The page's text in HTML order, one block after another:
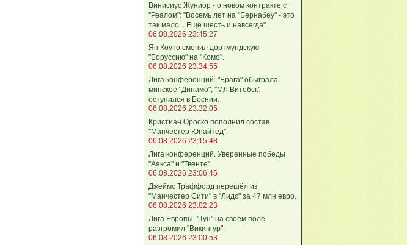
Винисиус Жуниор - о новом контракте с
"Реалом": "Восемь лет на "Бернабеу" - это
так мало... Ещё шесть и навсегда".
06.08.2026 23:45:27
Ян Коуто сменил дортмундскую
"Боруссию" на "Комо".
06.08.2026 23:34:55
Лига кoнференций. "Брага" обыграла
минское "Динамо", "МЛ Витебск"
оступился в Боснии.
06.08.2026 23:32:05
Кристиан Ороско пополнил состав
"Манчестер Юнайтед".
06.08.2026 23:15:48
Лига кoнференций. Уверенные победы
"Аякса" и "Твенте".
06.08.2026 23:06:45
Джеймс Траффорд перешёл из
"Манчестер Сити" в "Лидс" за 47 млн евро.
06.08.2026 23:02:23
Лига Европы. "Тун" на своём поле
разгромил "Викингур".
06.08.2026 23:00:53